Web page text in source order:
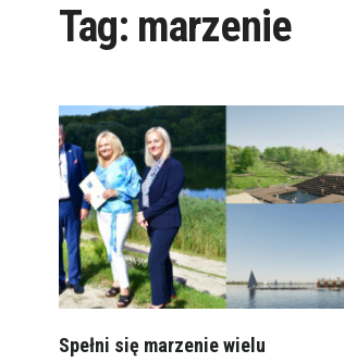
Tag: marzenie
Spełni się marzenie wielu